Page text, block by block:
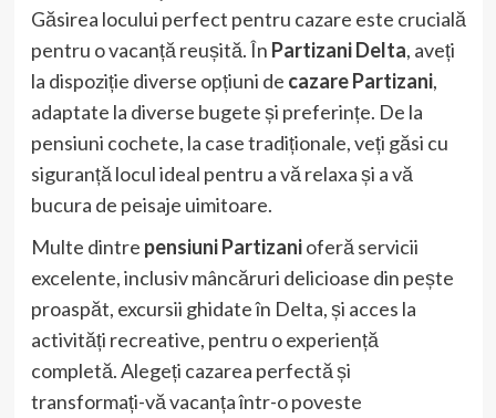
Găsirea locului perfect pentru cazare este crucială
pentru o vacanță reușită. În Partizani Delta, aveți
la dispoziție diverse opțiuni de cazare Partizani,
adaptate la diverse bugete și preferințe. De la
pensiuni cochete, la case tradiționale, veți găsi cu
siguranță locul ideal pentru a vă relaxa și a vă
bucura de peisaje uimitoare.
Multe dintre pensiuni Partizanioferă servicii
excelente, inclusiv mâncăruri delicioase din pește
proaspăt, excursii ghidate în Delta, și acces la
activități recreative, pentru o experiență
completă. Alegeți cazarea perfectă și
transformați-vă vacanța într-o poveste